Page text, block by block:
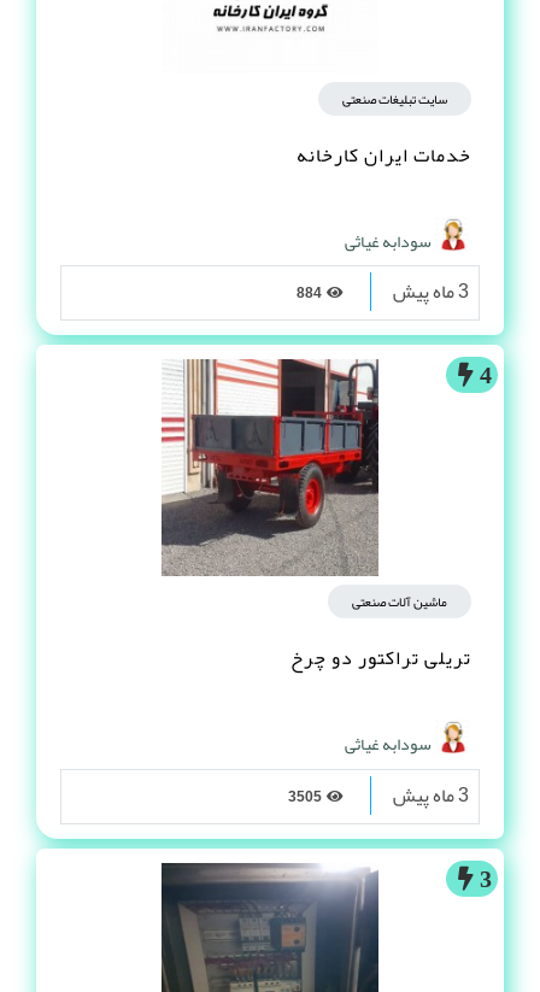
سایت تبلیغات صنعتی
خدمات ایران کارخانه
سودابه غیاثی
3 ماه پیش
4
ماشین آلات صنعتی
تریلی تراکتور دو چرخ
سودابه غیاثی
3 ماه پیش
3